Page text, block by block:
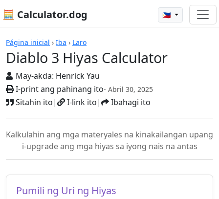
🧮 Calculator.dog 🇵🇭
Página inicial › Iba › Laro
Diablo 3 Hiyas Calculator
May-akda: Henrick Yau
I-print ang pahinang ito- Abril 30, 2025
Sitahin ito| I-link ito| Ibahagi ito
Mga Kalkulador
Kalkulahin ang mga materyales na kinakailangan upang
i-upgrade ang mga hiyas sa iyong nais na antas
Pumili ng Uri ng Hiyas